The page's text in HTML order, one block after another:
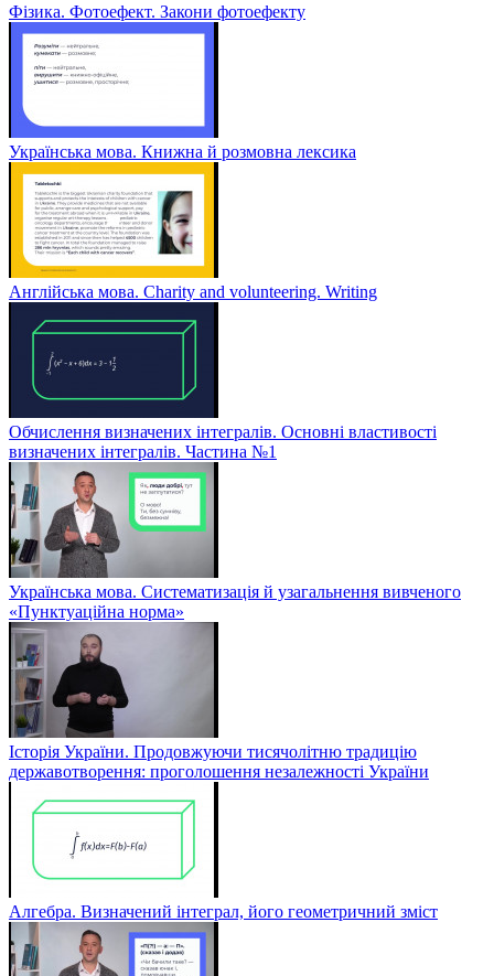
Фізика. Фотоефект. Закони фотоефекту
Українська мова. Книжна й розмовна лексика
Англійська мова. Charity and volunteering. Writing
Обчислення визначених інтегралів. Основні властивості
визначених інтегралів. Частина №1
Українська мова. Систематизація й узагальнення вивченого
«Пунктуаційна норма»
Історія України. Продовжуючи тисячолітню традицію
державотворення: проголошення незалежності України
Алгебра. Визначений інтеграл, його геометричний зміст